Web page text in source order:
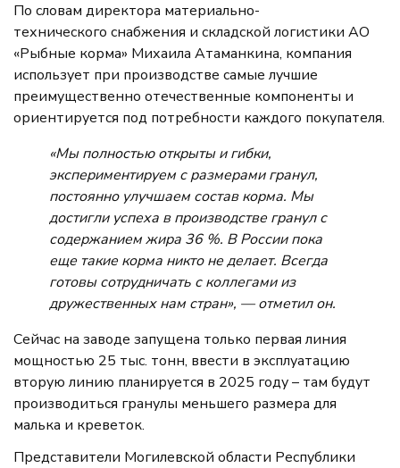
По словам директора материально-
технического снабжения и складской логистики АО
«Рыбные корма» Михаила Атаманкина, компания
использует при производстве самые лучшие
преимущественно отечественные компоненты и
ориентируется под потребности каждого покупателя.
«Мы полностью открыты и гибки,
экспериментируем с размерами гранул,
постоянно улучшаем состав корма. Мы
достигли успеха в производстве гранул с
содержанием жира 36 %. В России пока
еще такие корма никто не делает. Всегда
готовы сотрудничать с коллегами из
дружественных нам стран», — отметил он.
Сейчас на заводе запущена только первая линия
мощностью 25 тыс. тонн, ввести в эксплуатацию
вторую линию планируется в 2025 году – там будут
производиться гранулы меньшего размера для
малька и креветок.
Представители Могилевской области Республики